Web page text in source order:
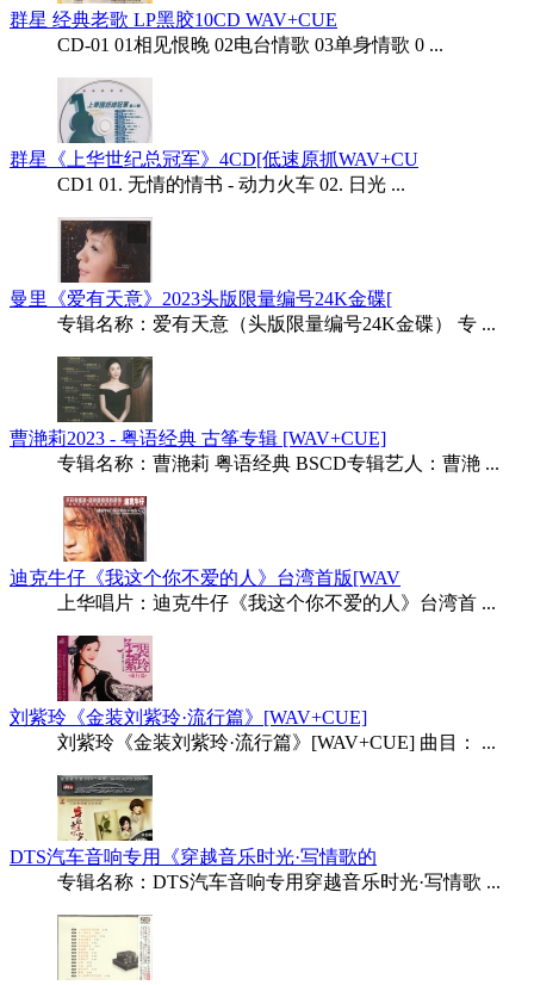
群星 经典老歌 LP黑胶10CD WAV+CUE
CD-01 01相见恨晚 02电台情歌 03单身情歌 0 ...
群星《上华世纪总冠军》4CD[低速原抓WAV+CU
CD1 01. 无情的情书 - 动力火车 02. 日光 ...
曼里《爱有天意》2023头版限量编号24K金碟[
专辑名称：爱有天意（头版限量编号24K金碟） 专 ...
曹滟莉2023 - 粤语经典 古筝专辑 [WAV+CUE]
专辑名称：曹滟莉 粤语经典 BSCD专辑艺人：曹滟 ...
迪克牛仔《我这个你不爱的人》台湾首版[WAV
上华唱片：迪克牛仔《我这个你不爱的人》台湾首 ...
刘紫玲《金装刘紫玲·流行篇》[WAV+CUE]
刘紫玲《金装刘紫玲·流行篇》[WAV+CUE] 曲目： ...
DTS汽车音响专用《穿越音乐时光·写情歌的
专辑名称：DTS汽车音响专用穿越音乐时光·写情歌 ...